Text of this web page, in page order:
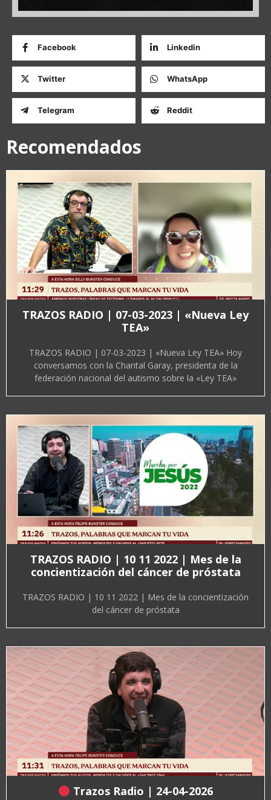
Facebook Linkedin
Twitter WhatsApp
Telegram Reddit
Recomendados
TRAZOS RADIO | 07-03-2023 | «Nueva Ley
TEA»
TRAZOS RADIO | 07-03-2023 | «Nueva Ley TEA» Hoy
conversamos con la Chantal Garay, presidenta de la
federación nacional del autismo sobre la «Ley TEA»
TRAZOS RADIO | 10 11 2022 | Mes de la
concientización del cáncer de próstata
TRAZOS RADIO | 10 11 2022 | Mes de la concientización
del cáncer de próstata
Trazos Radio | 24-04-2026